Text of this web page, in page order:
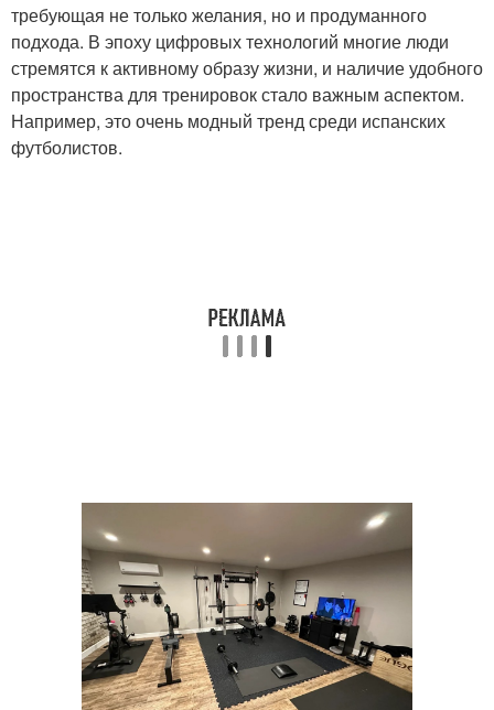
требующая не только желания, но и продуманного
подхода. В эпоху цифровых технологий многие люди
стремятся к активному образу жизни, и наличие удобного
пространства для тренировок стало важным аспектом.
Например, это очень модный тренд среди испанских
футболистов.